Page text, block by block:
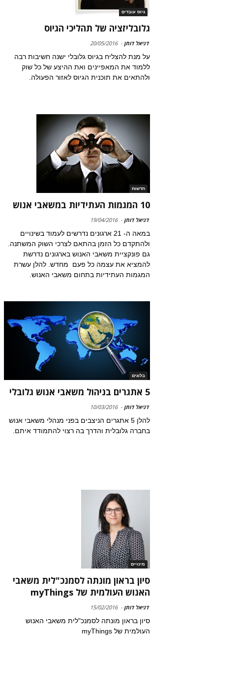
גיוס עובדים
גלובליזציה של תהליכי הגיוס
דניאל דותן -
20/05/2016
על מנת להצליח בגיוס גלובלי ישנה חשיבות רבה
ללמוד את המאפיינים ואת ההיצע של כל שוק
ולהתאים את תוכנית הגיוס לאזור הפעולה.
חדשות
10 המגמות העתידיות במשאבי אנוש
דניאל דותן -
19/04/2016
במאה ה- 21 ארגונים נדרשים לעמוד בשינויים
ולהתקדם כל הזמן בהתאם לצרכי השוק המשתנה.
גם פונקציית משאבי האנוש בארגונים נדרשת
להמציא את עצמה כל פעם מחדש. להלן עשרת
המגמות העתידיות בתחום משאבי האנוש.
בלוגים
5 אתגרים בניהול משאבי אנוש גלובלי
דניאל דותן -
10/03/2016
להלן 5 אתגרים הניצבים בפני מנהלי משאבי אנוש
בחברה גלובלית והדרך בה רצוי להתמודד איתם.
מינויים
סיון בראון מונתה לסמנכ"לית משאבי
האנוש העולמית של myThings
דניאל דותן -
15/02/2016
סיון בראון מונתה לסמנכ"לית משאבי האנוש
העולמית של myThings